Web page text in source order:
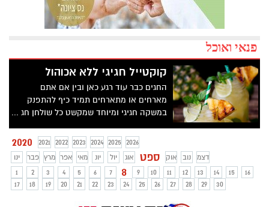
פנאי ואוכל
קוקטייל חגיגי ללא אכוהול
החגים כבר עוד רגע כאן ובין אם אתם
מארחים או מתארחים תמיד כיף להתפנק
במשקה חגיגי ומיוחד שמקשט כל שולחן חג ...
מבית טיקנה (TEEAKNNE), מציע מתכון מנצח
להכנת קוקטייל חגיגי בניחוח מוחיטו מתובל,
ללא אלכוהול –וירג'ן מוחיטו, לרגל השקת
סדרת חליטות קרות: COOL SANSATIONS .
2020 2021 2022 2023 2024 2025
2026
ינו
פבר מרץ אפר מאי יונ יול אוג ספט אוק נוב
דצמ
1
2 3 4 5 6 7 8 9 10 11 12 13 14 15
16
17
18 19 20 21 22 23 24 25 26 27 28 29 30